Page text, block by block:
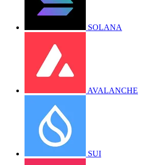
SOLANA
AVALANCHE
SUI